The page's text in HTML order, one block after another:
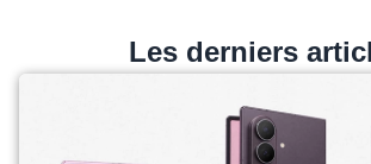
Les derniers